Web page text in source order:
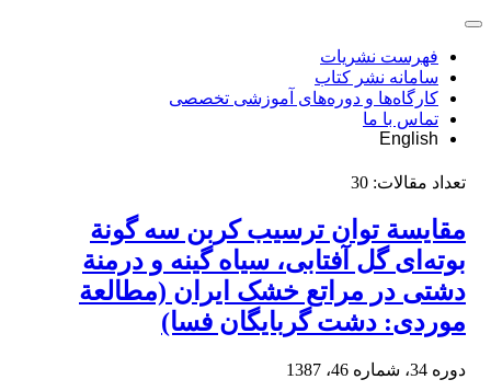
فهرست نشریات
سامانه نشر کتاب
کارگاه‌ها و دوره‌های آموزشی تخصصی
تماس با ما
English
تعداد مقالات: 30
مقایسة توان ترسیب کربن سه گونة
بوته‌ای گل آفتابی، سیاه گینه و درمنة
دشتی در مراتع خشک ایران (مطالعة
موردی: دشت گربایگان فسا)
دوره 34، شماره 46، 1387